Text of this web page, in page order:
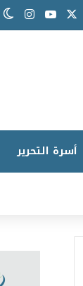
أسرة التحرير